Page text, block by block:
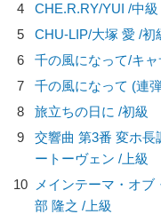
4
CHE.R.RY/YUI /中級
5
CHU-LIP/大塚 愛 /初
6
千の風になって/キ
7
千の風になって (連
8
旅立ちの日に /初級
9
交響曲 第3番 変ホ長
ートーヴェン /上級
10
メインテーマ・オ
部 隆之 /上級